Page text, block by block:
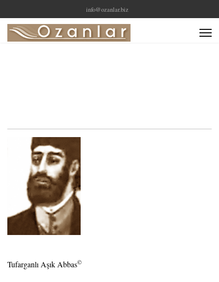
info@ozanlar.biz
Tufarganlı Aşık Abbas©